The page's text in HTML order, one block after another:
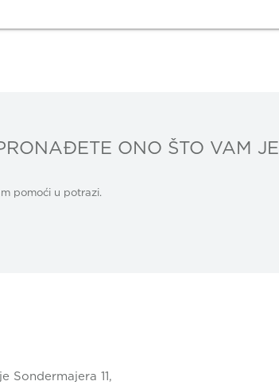
ONO ŠTO VAM JE
pomoći u potrazi.
Sondermajera 11,